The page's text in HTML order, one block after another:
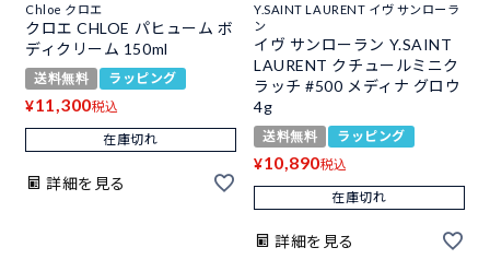
Chloe クロエ
クロエ CHLOE パヒューム ボ
ディクリーム 150ml
送料無料 ラッピング
¥11,300税込
在庫切れ
詳細を見る
Y.SAINT LAURENT イヴ サンローラ
ン
イヴ サンローラン Y.SAINT
LAURENT クチュールミニク
ラッチ #500 メディナ グロウ
4g
送料無料 ラッピング
¥10,890税込
在庫切れ
詳細を見る